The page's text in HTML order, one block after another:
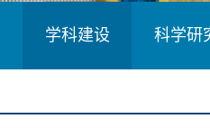
学科建设 科学研